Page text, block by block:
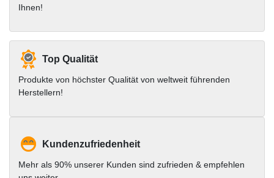
Ihnen!
Top Qualität
Produkte von höchster Qualität von weltweit führenden
Herstellern!
Kundenzufriedenheit
Mehr als 90% unserer Kunden sind zufrieden & empfehlen